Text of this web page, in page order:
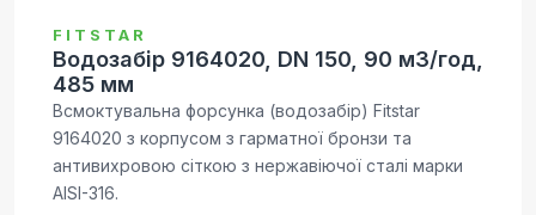
FITSTAR
Водозабір 9164020, DN 150, 90 м3/год,
485 мм
Всмоктувальна форсунка (водозабір) Fitstar
9164020 з корпусом з гарматної бронзи та
антивихровою сіткою з нержавіючої сталі марки
AISI-316.